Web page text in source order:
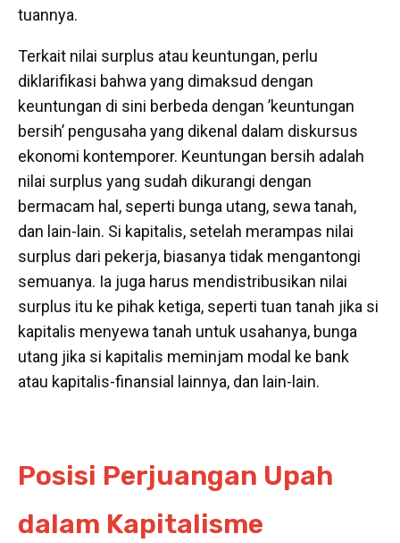
tuannya.
Terkait nilai surplus atau keuntungan, perlu
diklarifikasi bahwa yang dimaksud dengan
keuntungan di sini berbeda dengan ’keuntungan
bersih’ pengusaha yang dikenal dalam diskursus
ekonomi kontemporer. Keuntungan bersih adalah
nilai surplus yang sudah dikurangi dengan
bermacam hal, seperti bunga utang, sewa tanah,
dan lain-lain. Si kapitalis, setelah merampas nilai
surplus dari pekerja, biasanya tidak mengantongi
semuanya. Ia juga harus mendistribusikan nilai
surplus itu ke pihak ketiga, seperti tuan tanah jika si
kapitalis menyewa tanah untuk usahanya, bunga
utang jika si kapitalis meminjam modal ke bank
atau kapitalis-finansial lainnya, dan lain-lain.
Posisi Perjuangan Upah
dalam Kapitalisme